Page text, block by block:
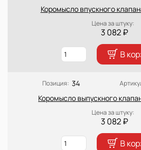
Коромысло впускного
Цена за штуку:
3 082 ₽
В
Позиция: 34
Коромысло выпускного
Цена за штуку:
3 082 ₽
В